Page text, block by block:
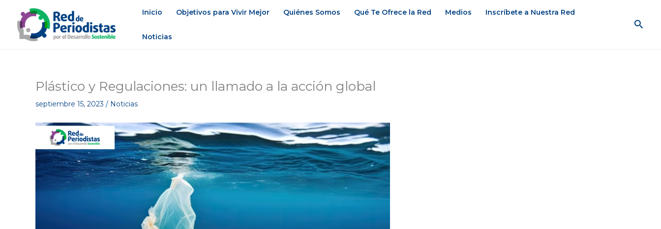
contenido
Inicio Objetivos para Vivir Mejor Quiénes Somos Qué Te Ofrece la Red Medios Inscríbete a Nuestra Red
Noticias
Plástico y Regulaciones: un llamado a la acción global
septiembre 15, 2023 / Noticias